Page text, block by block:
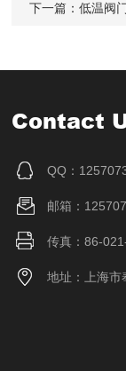
下一篇：低温阀
Contact
QQ：
邮箱：
传真：86-
地址：上海市